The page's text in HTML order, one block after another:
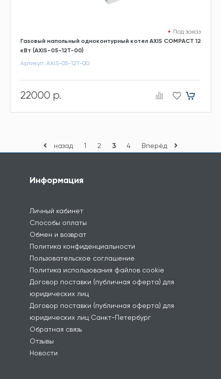
Под заказ
Газовый напольный одноконтурный котел AXIS COMPACT 12
кВт (AXIS-05-12T-00)
Артикул: AXIS-05-12T-00
22000 р.
назад 1 2 3 4 Вперёд
Информация
Личный кабинет
Способы оплаты
Обмен и возврат
Политика конфиденциальности
Пользовательское соглашение
Политика использования файлов cookie
Договор поставки (публичная оферта) для
юридических лиц
Договор поставки (публичная оферта) для
юридических лиц Санкт-Петербург
Обратная связь
Отзывы
Новости